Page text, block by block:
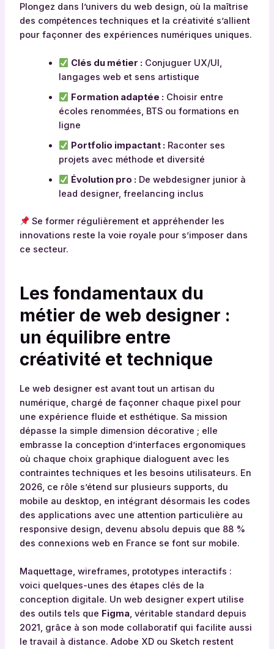
Plongez dans l’univers du web design, où la maîtrise
des compétences techniques et la créativité s’allient
pour façonner des expériences numériques uniques.
Clés du métier : Conjuguer UX/UI,
langages web et sens artistique
Formation adaptée : Choisir entre
écoles renommées, BTS ou formations en
ligne
Portfolio impactant : Raconter ses
projets avec méthode et diversité
Évolution pro : De webdesigner junior à
lead designer, freelancing inclus
Se former régulièrement et appréhender les
innovations reste la voie royale pour s’imposer dans
ce secteur.
Les fondamentaux du
métier de web designer :
un équilibre entre
créativité et technique
Le web designer est avant tout un artisan du
numérique, chargé de façonner chaque pixel pour
une expérience fluide et esthétique. Sa mission
dépasse la simple dimension décorative ; elle
embrasse la conception d’interfaces ergonomiques
où chaque choix graphique dialoguent avec les
contraintes techniques et les besoins utilisateurs. En
2026, ce rôle s’étend sur plusieurs supports, du
mobile au desktop, en intégrant désormais les codes
des applications avec une attention particulière au
responsive design, devenu absolu depuis que 88 %
des connexions web en France se font sur mobile.
Maquettage, wireframes, prototypes interactifs :
voici quelques-unes des étapes clés de la
conception digitale. Un web designer expert utilise
des outils tels que Figma, véritable standard depuis
2021, grâce à son mode collaboratif qui facilite aussi
le travail à distance. Adobe XD ou Sketch restent